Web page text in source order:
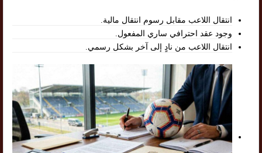
انتقال اللاعب مقابل رسوم انتقال مالية.
وجود عقد احترافي ساري المفعول.
انتقال اللاعب من نادٍ إلى آخر بشكل رسمي.